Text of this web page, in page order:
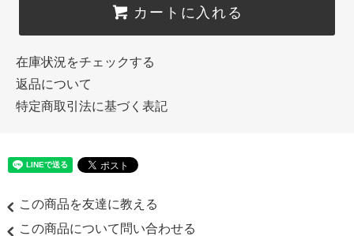
カートに入れる
在庫状況をチェックする
返品について
特定商取引法に基づく表記
この商品を友達に教える
この商品について問い合わせる